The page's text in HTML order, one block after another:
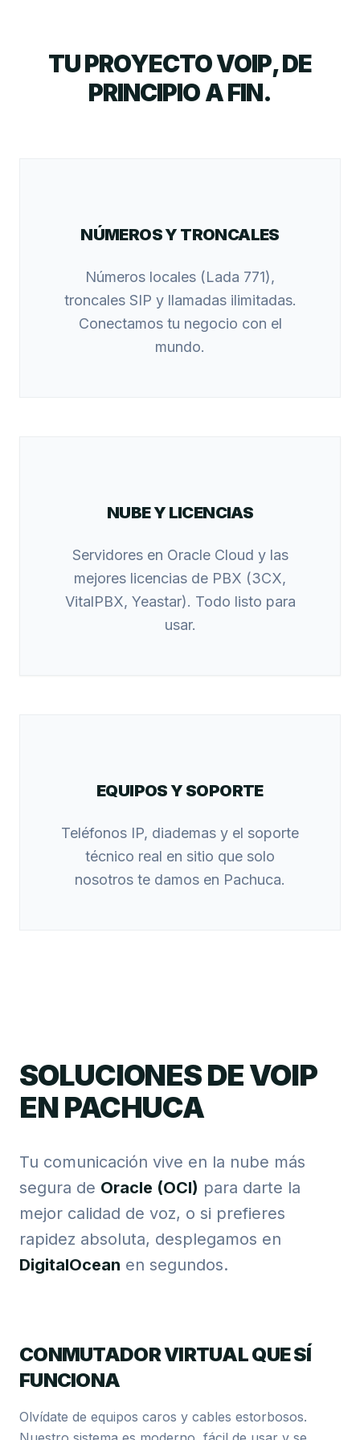
TU PROYECTO VOIP, DE
PRINCIPIO A FIN.
NÚMEROS Y TRONCALES
Números locales (Lada 771),
troncales SIP y llamadas ilimitadas.
Conectamos tu negocio con el
mundo.
NUBE Y LICENCIAS
Servidores en Oracle Cloud y las
mejores licencias de PBX (3CX,
VitalPBX, Yeastar). Todo listo para
usar.
EQUIPOS Y SOPORTE
Teléfonos IP, diademas y el soporte
técnico real en sitio que solo
nosotros te damos en Pachuca.
SOLUCIONES DE VOIP
EN PACHUCA
Tu comunicación vive en la nube más
segura de Oracle (OCI) para darte la
mejor calidad de voz, o si prefieres
rapidez absoluta, desplegamos en
DigitalOcean en segundos.
CONMUTADOR VIRTUAL QUE SÍ
FUNCIONA
Olvídate de equipos caros y cables estorbosos.